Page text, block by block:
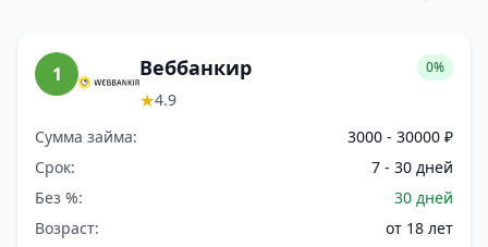
1 Веббанкир
★4.9
0%
Сумма займа:
3000 - 30000 ₽
Срок:
7 - 30 дней
Без %:
30 дней
Возраст:
от 18 лет